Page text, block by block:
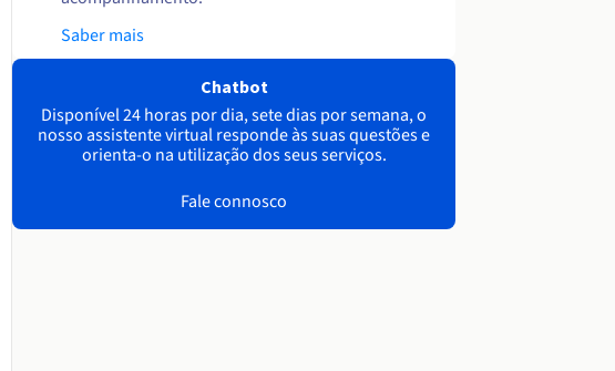
Saber mais
Chatbot
Disponível 24 horas por dia, sete dias por semana, o
nosso assistente virtual responde às suas questões e
orienta-o na utilização dos seus serviços.
Fale connosco